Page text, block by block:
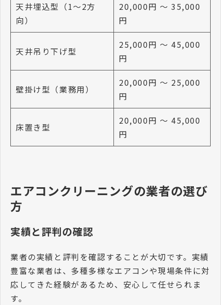
天井埋込型（1〜2方
向）
20,000円 〜 35,000
円
天井吊り下げ型
25,000円 〜 45,000
円
壁掛け型（業務用）
20,000円 〜 25,000
円
床置き型
20,000円 〜 45,000
円
エアコンクリーニングの業者の選び
方
実績と評判の確認
業者の実績と評判を確認することが大切です。実績
豊富な業者は、多種多様なエアコンや現場条件に対
応してきた経験があるため、安心して任せられま
す。